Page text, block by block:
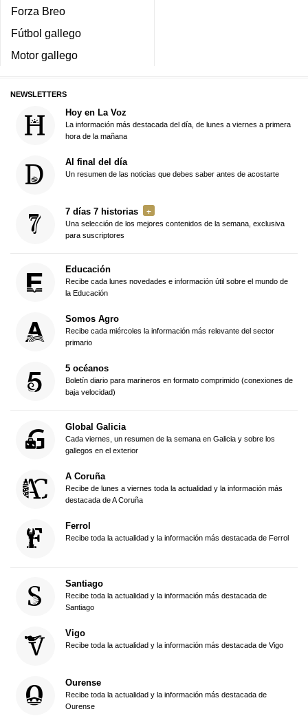
Forza Breo
Fútbol gallego
Motor gallego
NEWSLETTERS
Hoy en La Voz
La información más destacada del día, de lunes a viernes a primera
hora de la mañana
Al final del día
Un resumen de las noticias que debes saber antes de acostarte
7 días 7 historias
Una selección de los mejores contenidos de la semana, exclusiva
para suscriptores
Educación
Recibe cada lunes novedades e información útil sobre el mundo de
la Educación
Somos Agro
Recibe cada miércoles la información más relevante del sector
primario
5 océanos
Boletín diario para marineros en formato comprimido (conexiones de
baja velocidad)
Global Galicia
Cada viernes, un resumen de la semana en Galicia y sobre los
gallegos en el exterior
A Coruña
Recibe de lunes a viernes toda la actualidad y la información más
destacada de A Coruña
Ferrol
Recibe toda la actualidad y la información más destacada de Ferrol
Santiago
Recibe toda la actualidad y la información más destacada de
Santiago
Vigo
Recibe toda la actualidad y la información más destacada de Vigo
Ourense
Recibe toda la actualidad y la información más destacada de
Ourense